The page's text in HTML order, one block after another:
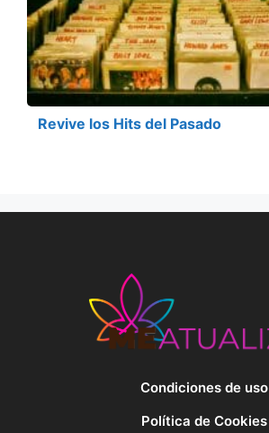
Revive los Hits del Pasado
Condiciones de uso
Política de Cookies